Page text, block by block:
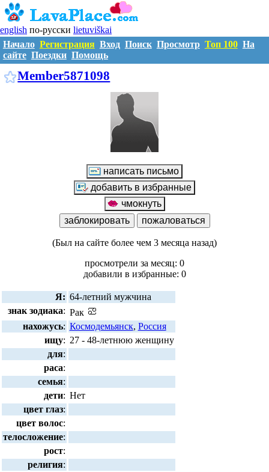
english по-русски lietuviškai
Начало Регистрация Вход Поиск Просмотр Топ 100 На
сайте Поездки Помощь
Member5871098
(Был на сайте более чем 3 месяца назад)
просмотрели за месяц: 0
добавили в избранные: 0
Я: 64-летний мужчина
знак зодиака: Рак
нахожусь: Космодемьянск, Россия
ищу: 27 - 48-летнюю женщину
для:
раса:
семья:
дети: Нет
цвет глаз:
цвет волос:
телосложение:
рост:
религия: